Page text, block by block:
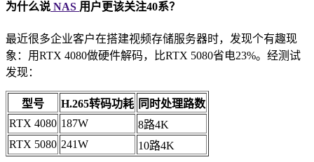
为什么说 NAS 用户更该关注40系？
最近很多企业客户在搭建视频存储服务器时，发现个有趣现
象：用RTX 4080做硬件解码，比RTX 5080省电23%。经测试
发现：
型号 H.265转码功耗 同时处理路数
RTX 4080 187W
8路4K
RTX 5080 241W 10路4K